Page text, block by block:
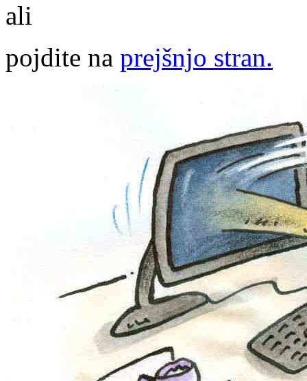
ali
pojdite na prejšnjo stran.